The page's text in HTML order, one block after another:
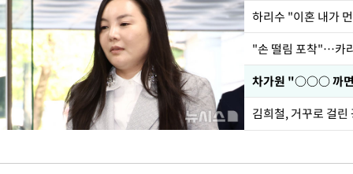
하리수 "이혼 내가
"손 떨림 포착"…카